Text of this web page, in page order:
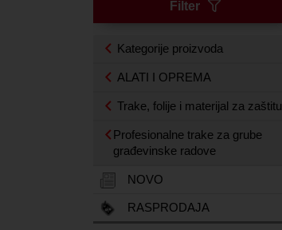
Filter
Kategorije proizvoda
ALATI I OPREMA
Trake, folije i materijal za zaštitu
Profesionalne trake za grube
građevinske radove
NOVO
RASPRODAJA